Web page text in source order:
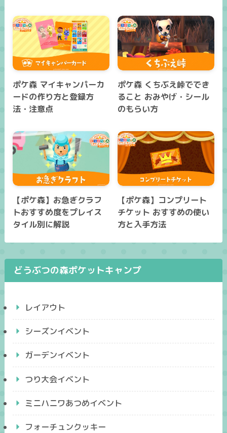
ポケ森 マイキャンパーカ
ードの作り方と登録方
法・注意点
ポケ森 くちぶえ峠ででき
ること おみやげ・シール
のもらい方
【ポケ森】お急ぎクラフ
トおすすめ度をプレイス
タイル別に解説
【ポケ森】コンプリート
チケット おすすめの使い
方と入手方法
どうぶつの森ポケットキャンプ
レイアウト
シーズンイベント
ガーデンイベント
つり大会イベント
ミニハニワあつめイベント
フォーチュンクッキー